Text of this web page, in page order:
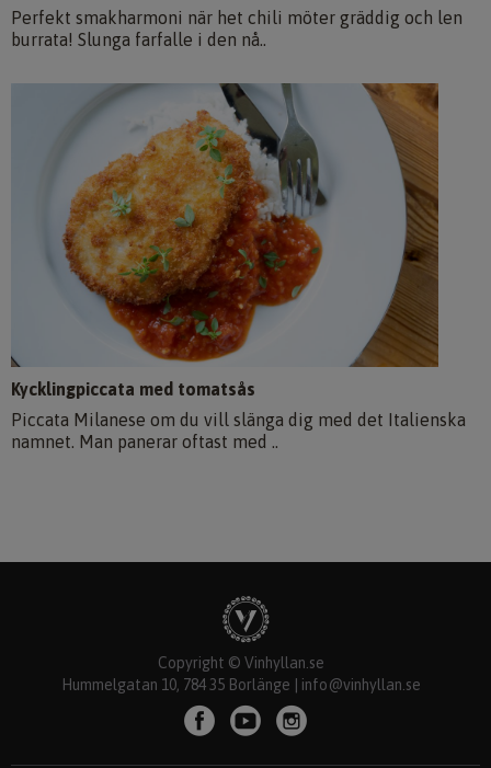
Perfekt smakharmoni när het chili möter gräddig och len
burrata! Slunga farfalle i den nå..
Kycklingpiccata med tomatsås
Piccata Milanese om du vill slänga dig med det Italienska
namnet. Man panerar oftast med ..
Copyright © Vinhyllan.se
Hummelgatan 10, 784 35 Borlänge | info@vinhyllan.se